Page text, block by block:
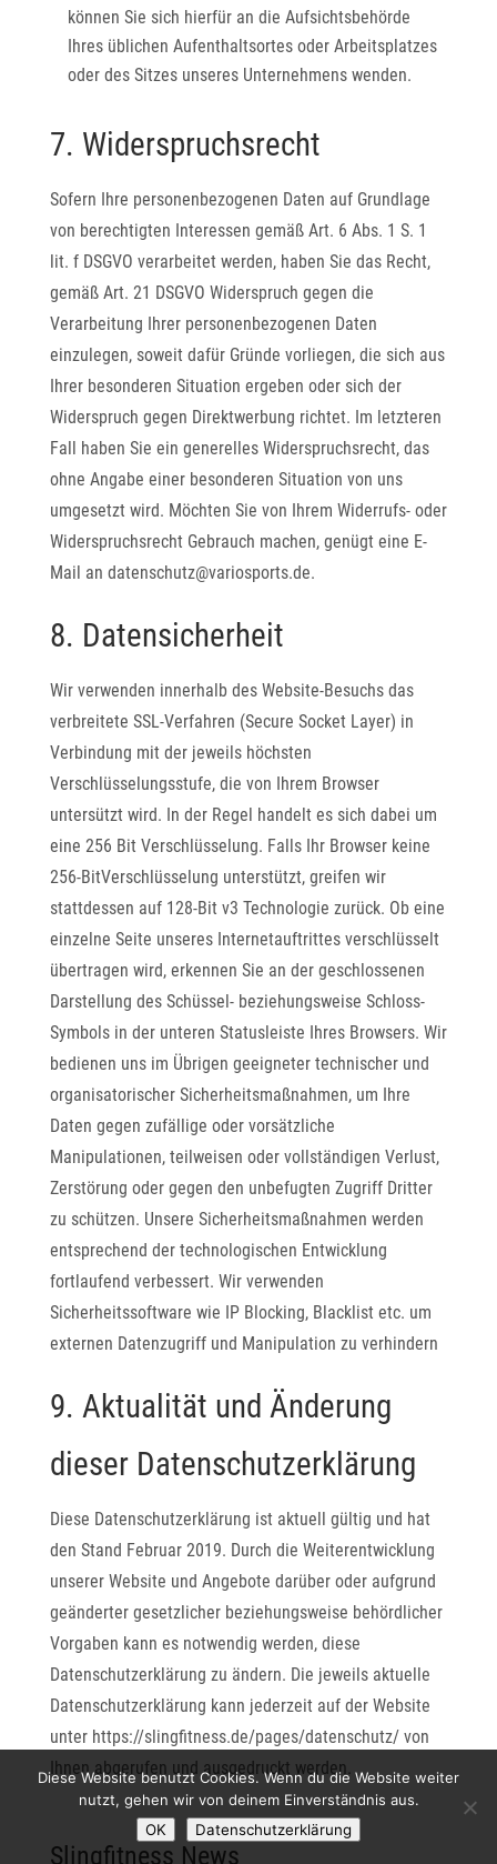
können Sie sich hierfür an die Aufsichtsbehörde
Ihres üblichen Aufenthaltsortes oder Arbeitsplatzes
oder des Sitzes unseres Unternehmens wenden.
7. Widerspruchsrecht
Sofern Ihre personenbezogenen Daten auf Grundlage
von berechtigten Interessen gemäß Art. 6 Abs. 1 S. 1
lit. f DSGVO verarbeitet werden, haben Sie das Recht,
gemäß Art. 21 DSGVO Widerspruch gegen die
Verarbeitung Ihrer personenbezogenen Daten
einzulegen, soweit dafür Gründe vorliegen, die sich aus
Ihrer besonderen Situation ergeben oder sich der
Widerspruch gegen Direktwerbung richtet. Im letzteren
Fall haben Sie ein generelles Widerspruchsrecht, das
ohne Angabe einer besonderen Situation von uns
umgesetzt wird. Möchten Sie von Ihrem Widerrufs- oder
Widerspruchsrecht Gebrauch machen, genügt eine E-
Mail an datenschutz@variosports.de.
8. Datensicherheit
Wir verwenden innerhalb des Website-Besuchs das
verbreitete SSL-Verfahren (Secure Socket Layer) in
Verbindung mit der jeweils höchsten
Verschlüsselungsstufe, die von Ihrem Browser
untersützt wird. In der Regel handelt es sich dabei um
eine 256 Bit Verschlüsselung. Falls Ihr Browser keine
256-BitVerschlüsselung unterstützt, greifen wir
stattdessen auf 128-Bit v3 Technologie zurück. Ob eine
einzelne Seite unseres Internetauftrittes verschlüsselt
übertragen wird, erkennen Sie an der geschlossenen
Darstellung des Schüssel- beziehungsweise Schloss-
Symbols in der unteren Statusleiste Ihres Browsers. Wir
bedienen uns im Übrigen geeigneter technischer und
organisatorischer Sicherheitsmaßnahmen, um Ihre
Daten gegen zufällige oder vorsätzliche
Manipulationen, teilweisen oder vollständigen Verlust,
Zerstörung oder gegen den unbefugten Zugriff Dritter
zu schützen. Unsere Sicherheitsmaßnahmen werden
entsprechend der technologischen Entwicklung
fortlaufend verbessert. Wir verwenden
Sicherheitssoftware wie IP Blocking, Blacklist etc. um
externen Datenzugriff und Manipulation zu verhindern
9. Aktualität und Änderung
dieser Datenschutzerklärung
Diese Datenschutzerklärung ist aktuell gültig und hat
den Stand Februar 2019. Durch die Weiterentwicklung
unserer Website und Angebote darüber oder aufgrund
geänderter gesetzlicher beziehungsweise behördlicher
Vorgaben kann es notwendig werden, diese
Datenschutzerklärung zu ändern. Die jeweils aktuelle
Datenschutzerklärung kann jederzeit auf der Website
unter https://slingfitness.de/pages/datenschutz/ von
Ihnen abgerufen und ausgedruckt werden.
Slingfitness News
Diese Website benutzt Cookies. Wenn du die Website weiter
nutzt, gehen wir von deinem Einverständnis aus.
OK
Datenschutzerklärung